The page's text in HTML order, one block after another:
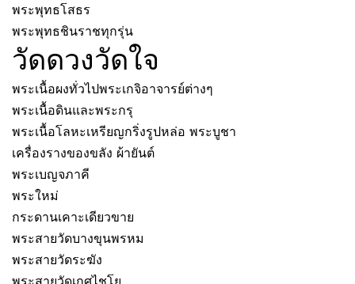
พระพุทธโสธร
พระพุทธชินราชทุกรุ่น
วัดดวงวัดใจ
พระเนื้อผงทั่วไปพระเกจิอาจารย์ต่างๆ
พระเนื้อดินและพระกรุ
พระเนื้อโลหะเหรียญกริ่งรูปหล่อ พระบูชา
เครื่องรางของขลัง ผ้ายันต์
พระเบญจภาคี
พระใหม่
กระดานเคาะเดียวขาย
พระสายวัดบางขุนพรหม
พระสายวัดระฆัง